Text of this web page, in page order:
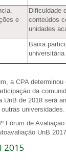
e
Dificuldade
conteúdos
unidades
Baixa
universitária
a CPA
da
UnB de 2018 será
universidades.
Fórum de
UnB
2015